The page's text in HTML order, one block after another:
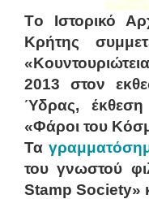
Τo Ιστορικό
Κρήτης
2013 στον
Ύδρας,
«Φάροι του
Τα
του γνωστού
Stamp Society»